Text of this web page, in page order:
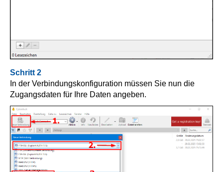
Schritt 2
In der Verbindungskonfiguration müssen Sie nun die
Zugangsdaten für Ihre Daten angeben.